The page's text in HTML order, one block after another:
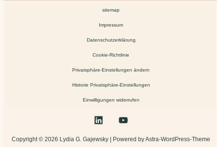
sitemap
Impressum
Datenschutzerklärung
Cookie-Richtlinie
Privatsphäre-Einstellungen ändern
Historie Privatsphäre-Einstellungen
Einwilligungen widerrufen
Copyright © 2026 Lydia G. Gajewsky | Powered by Astra-WordPress-Theme